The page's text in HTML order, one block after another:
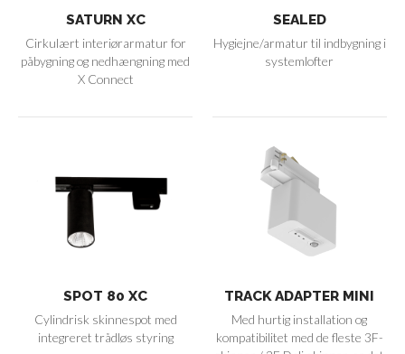
SATURN XC
Cirkulært interiørarmatur for
påbygning og nedhængning med
X Connect
SEALED
Hygiejne/armatur til indbygning i
systemlofter
SPOT 80 XC
Cylindrisk skinnespot med
integreret trådløs styring
TRACK ADAPTER MINI
Med hurtig installation og
kompatibilitet med de fleste 3F-